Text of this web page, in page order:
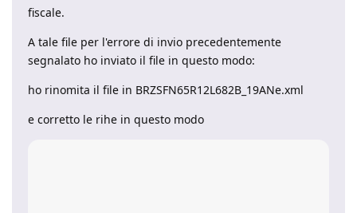
fiscale.
A tale file per l'errore di invio precedentemente
segnalato ho inviato il file in questo modo:
ho rinomita il file in BRZSFN65R12L682B_19ANe.xml
e corretto le rihe in questo modo